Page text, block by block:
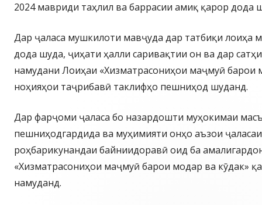
2024 мавриди таҳлил ва баррасии амиқ қарор дода
Дар ҷаласа мушкилоти мавҷуда дар татбиқи лоиҳа
дода шуда, ҷиҳати ҳалли саривақтии он ва дар
намудани Лоиҳаи «Хизматрасониҳои маҷмуӣ барои
ноҳияҳои таҷрибавӣ таклифҳо пешниҳод шуданд.
Дар фарҷоми ҷаласа бо назардошти муҳокимаи
пешниҳодгардида ва муҳимияти онҳо аъзои
роҳбарикунандаи байниидоравӣ оид ба
«Хизматрасониҳои маҷмуӣ барои модар ва кӯдак»
намуданд.